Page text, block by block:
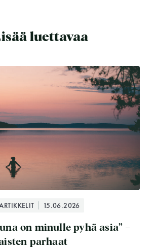
luettavaa
15.06.2026
on minulle pyhä asia” –
parhaat